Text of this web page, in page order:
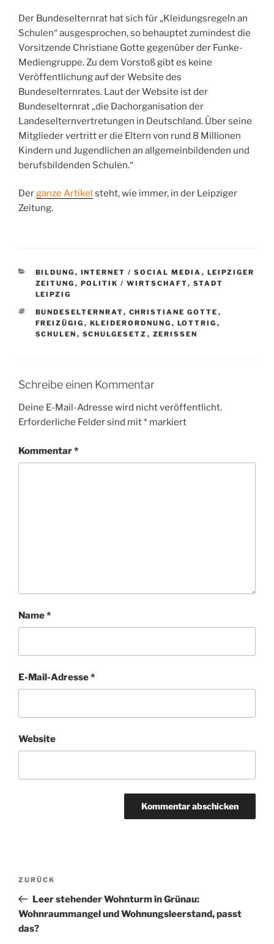
Der Bundeselternrat hat sich für „Kleidungsregeln an
Schulen“ ausgesprochen, so behauptet zumindest die
Vorsitzende Christiane Gotte gegenüber der Funke-
Mediengruppe. Zu dem Vorstoß gibt es keine
Veröffentlichung auf der Website des
Bundeselternrates. Laut der Website ist der
Bundeselternrat „die Dachorganisation der
Landeselternvertretungen in Deutschland. Über seine
Mitglieder vertritt er die Eltern von rund 8 Millionen
Kindern und Jugendlichen an allgemeinbildenden und
berufsbildenden Schulen.“
Derganze Artikel steht, wie immer, in der Leipziger
Zeitung.
KATEGORIEN
BILDUNG , INTERNET / SOCIAL MEDIA , LEIPZIGER
ZEITUNG , POLITIK / WIRTSCHAFT, STADT
LEIPZIG
SCHLAGWÖRTER
BUNDESELTERNRAT, CHRISTIANE GOTTE ,
FREIZÜGIG , KLEIDERORDNUNG , LOTTRIG ,
SCHULEN , SCHULGESETZ , ZERISSEN
Schreibe einen Kommentar
Deine E-Mail-Adresse wird nicht veröffentlicht.
Erforderliche Felder sind mit* markiert
Kommentar*
Name*
E-Mail-Adresse*
Website
Beitragsnavigation
Vorheriger
Beitrag
ZURÜCK
Leer stehender Wohnturm in Grünau:
Wohnraummangel und Wohnungsleerstand, passt
das?